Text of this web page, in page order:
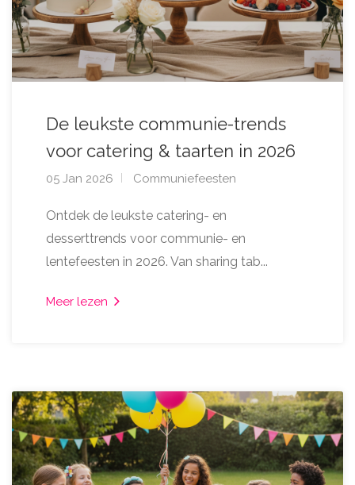
De leukste communie-trends
voor catering & taarten in 2026
05 Jan 2026 Communiefeesten
Ontdek de leukste catering- en
desserttrends voor communie- en
lentefeesten in 2026. Van sharing tab...
Meer lezen